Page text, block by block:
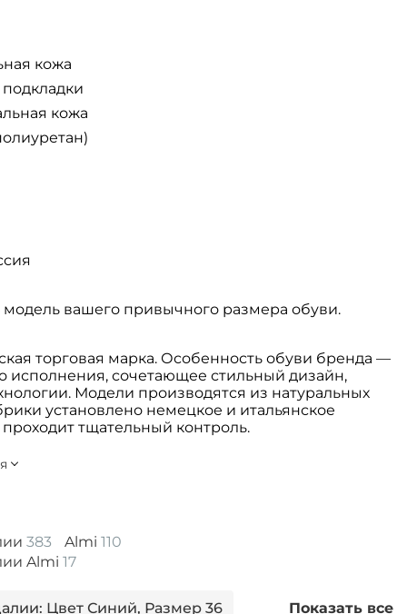
кожа
кожа
вашего привычного размера обуви.
торговая марка. Особенность обуви бренда —
исполнения, сочетающее стильный дизайн,
Модели производятся из натуральных
установлено немецкое и итальянское
тщательный контроль.
383 Almi 110
Almi 17
Цвет Синий, Размер 36 Показать все